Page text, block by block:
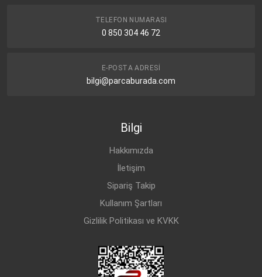
TELEFON NUMARASI
0 850 304 46 72
E-POSTA ADRESI
bilgi@parcaburada.com
Bilgi
Hakkımızda
İletişim
Sipariş Takip
Kullanım Şartları
Gizlilik Politikası ve KVKK